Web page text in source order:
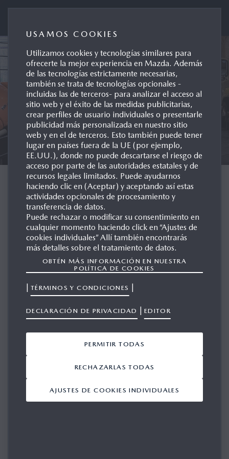
ARCHIVO DE MODELOS
INTERNACIONAL
MAZDA FLAIR
GALERÍA
AÑADIR TODO
USAMOS COOKIES
Utilizamos cookies y tecnologías similares para
ofrecerte la mejor experiencia en Mazda. Además
de las tecnologías estrictamente necesarias,
también se trata de tecnologías opcionales -
incluidas las de terceros- para analizar el acceso al
sitio web y el éxito de las medidas publicitarias,
crear perfiles de usuario individuales o presentarle
publicidad más personalizada en nuestro sitio
web y en el de terceros. Esto también puede tener
lugar en países fuera de la UE (por ejemplo,
EE.UU.), donde no puede descartarse el riesgo de
acceso por parte de las autoridades estatales y de
recursos legales limitados. Puede ayudarnos
haciendo clic en (Aceptar) y aceptando así estas
actividades opcionales de procesamiento y
transferencia de datos.
Puede rechazar o modificar su consentimiento en
cualquier momento haciendo click en “Ajustes de
cookies individuales” Allí también encontrarás
más detalles sobre el tratamiento de datos.
OBTÉN MÁS INFORMACIÓN EN NUESTRA
POLÍTICA DE COOKIES
| TÉRMINOS Y CONDICIONES |
DECLARACIÓN DE PRIVACIDAD | EDITOR
AJUSTES DE COOKIES INDIVIDUALES
RECHAZARLAS TODAS
PERMITIR TODAS